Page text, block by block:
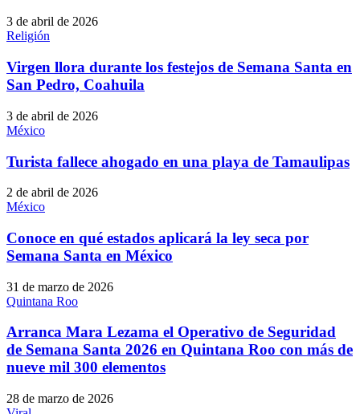
3 de abril de 2026
Religión
Virgen llora durante los festejos de Semana Santa en
San Pedro, Coahuila
3 de abril de 2026
México
Turista fallece ahogado en una playa de Tamaulipas
2 de abril de 2026
México
Conoce en qué estados aplicará la ley seca por
Semana Santa en México
31 de marzo de 2026
Quintana Roo
Arranca Mara Lezama el Operativo de Seguridad
de Semana Santa 2026 en Quintana Roo con más de
nueve mil 300 elementos
28 de marzo de 2026